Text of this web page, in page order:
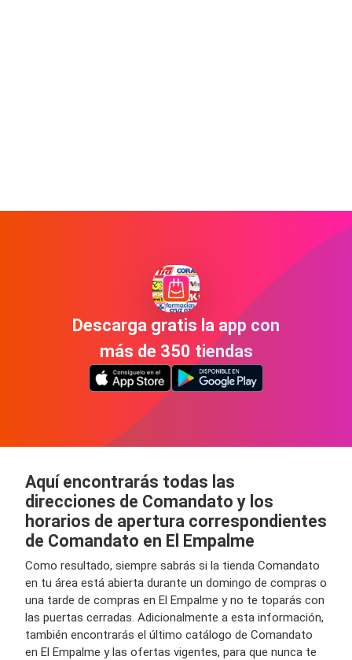
Descarga gratis la app con
más de 350 tiendas
Aquí encontrarás todas las
direcciones de Comandato y los
horarios de apertura correspondientes
de Comandato en El Empalme
Como resultado, siempre sabrás si la tienda Comandato
en tu área está abierta durante un domingo de compras o
una tarde de compras en El Empalme y no te toparás con
las puertas cerradas. Adicionalmente a esta información,
también encontrarás el último catálogo de Comandato
en El Empalme y las ofertas vigentes, para que nunca te